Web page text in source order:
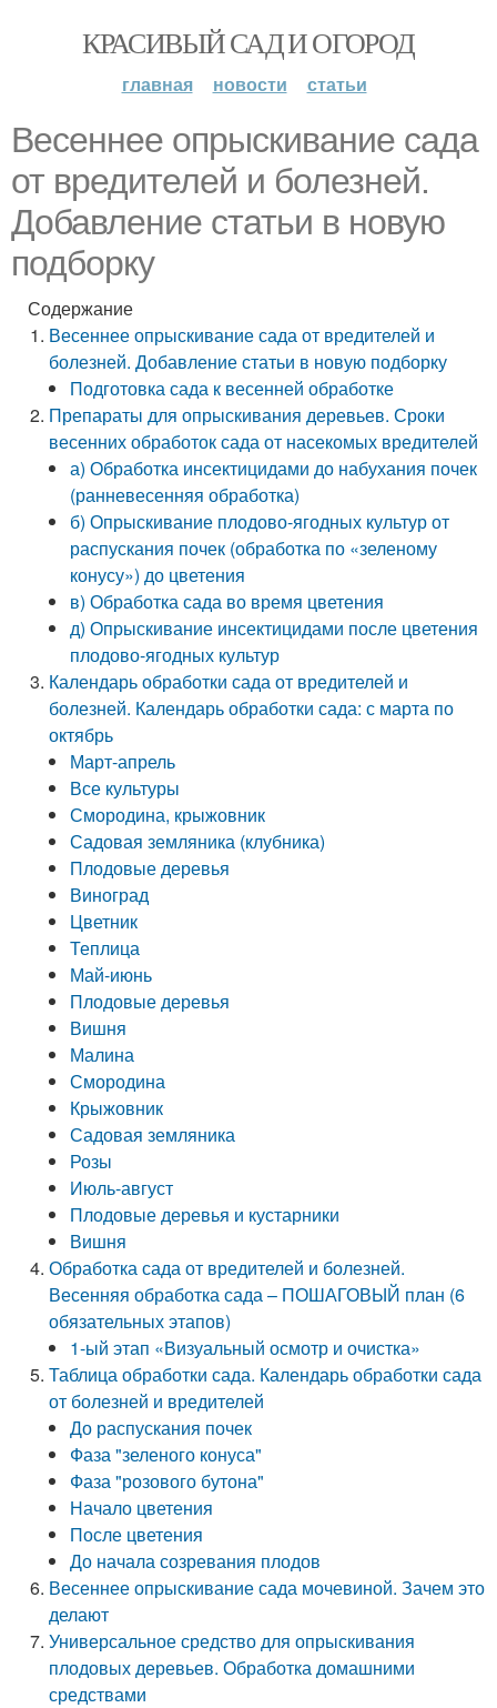
КРАСИВЫЙ САД И ОГОРОД
главная новости статьи
Весеннее опрыскивание сада
от вредителей и болезней.
Добавление статьи в новую
подборку
Содержание
Весеннее опрыскивание сада от вредителей и
болезней. Добавление статьи в новую подборку
Подготовка сада к весенней обработке
Препараты для опрыскивания деревьев. Сроки
весенних обработок сада от насекомых вредителей
а) Обработка инсектицидами до набухания почек
(ранневесенняя обработка)
б) Опрыскивание плодово-ягодных культур от
распускания почек (обработка по «зеленому
конусу») до цветения
в) Обработка сада во время цветения
д) Опрыскивание инсектицидами после цветения
плодово-ягодных культур
Календарь обработки сада от вредителей и
болезней. Календарь обработки сада: с марта по
октябрь
Март-апрель
Все культуры
Смородина, крыжовник
Садовая земляника (клубника)
Плодовые деревья
Виноград
Цветник
Теплица
Май-июнь
Плодовые деревья
Вишня
Малина
Смородина
Крыжовник
Садовая земляника
Розы
Июль-август
Плодовые деревья и кустарники
Вишня
Обработка сада от вредителей и болезней.
Весенняя обработка сада – ПОШАГОВЫЙ план (6
обязательных этапов)
1-ый этап «Визуальный осмотр и очистка»
Таблица обработки сада. Календарь обработки сада
от болезней и вредителей
До распускания почек
Фаза "зеленого конуса"
Фаза "розового бутона"
Начало цветения
После цветения
До начала созревания плодов
Весеннее опрыскивание сада мочевиной. Зачем это
делают
Универсальное средство для опрыскивания
плодовых деревьев. Обработка домашними
средствами